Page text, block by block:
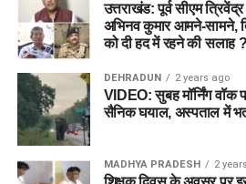
उत्तराखंड: पूर्व सीएम
अभिनव कुमार आमने-सामने,
को दी हद में रहने की सलाह ?
DEHRADUN 2 years ago
VIDEO: सुबह मॉर्निंग वॉक
सैनिक घयाल, अस्पताल में
MADHYA PRADESH 2